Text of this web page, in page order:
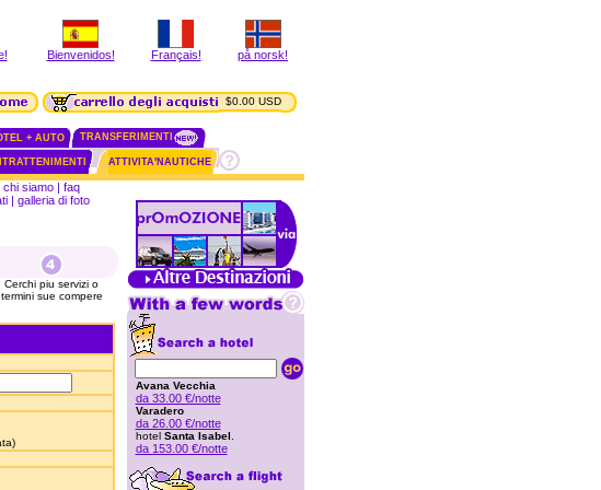
Bienvenidos! Français! på norsk!
$0.00 USD
+ AUTO TRANSFERIMENTI
ATTIVITA'NAUTICHE
chi siamo | faq
| galleria di foto
Cerchi piu servizi o
termini sue compere
Avana Vecchia
da 33.00 €/notte
Varadero
da 26.00 €/notte
hotel Santa Isabel
da 153.00 €/notte